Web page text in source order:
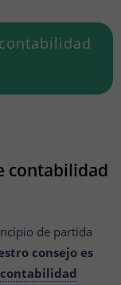
contabilidad
de partida
consejo es